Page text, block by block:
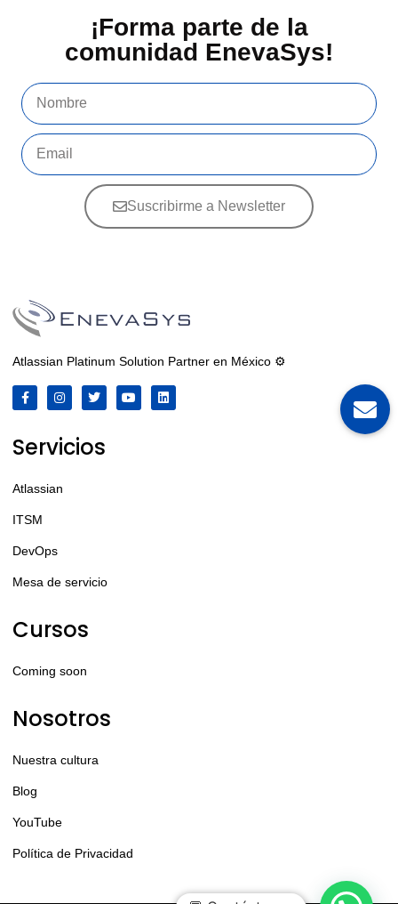
¡Forma parte de la
comunidad EnevaSys!
Suscribirme a Newsletter
Atlassian Platinum Solution Partner en México ⚙️
Servicios
Atlassian
ITSM
DevOps
Mesa de servicio
Cursos
Coming soon
Nosotros
Nuestra cultura
Blog
YouTube
Política de Privacidad